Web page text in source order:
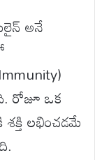
అనే
రోజూ ఒక
లభించడమే